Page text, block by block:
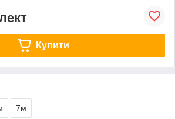
Купити
7м